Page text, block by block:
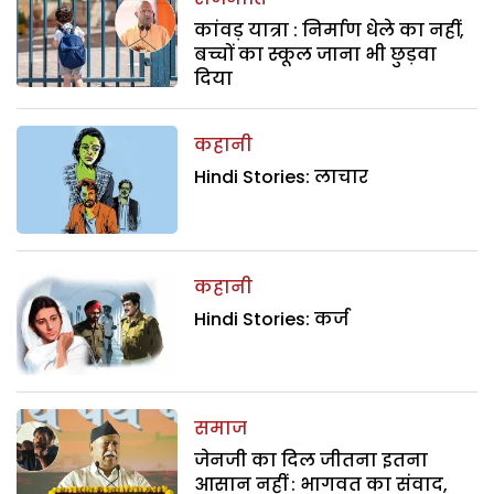
कांवड़ यात्रा : निर्माण धेले का नहीं,
बच्चों का स्कूल जाना भी छुड़वा
दिया
कहानी
Hindi Stories: लाचार
कहानी
Hindi Stories: कर्ज
समाज
जेनजी का दिल जीतना इतना
आसान नहीं : भागवत का संवाद,